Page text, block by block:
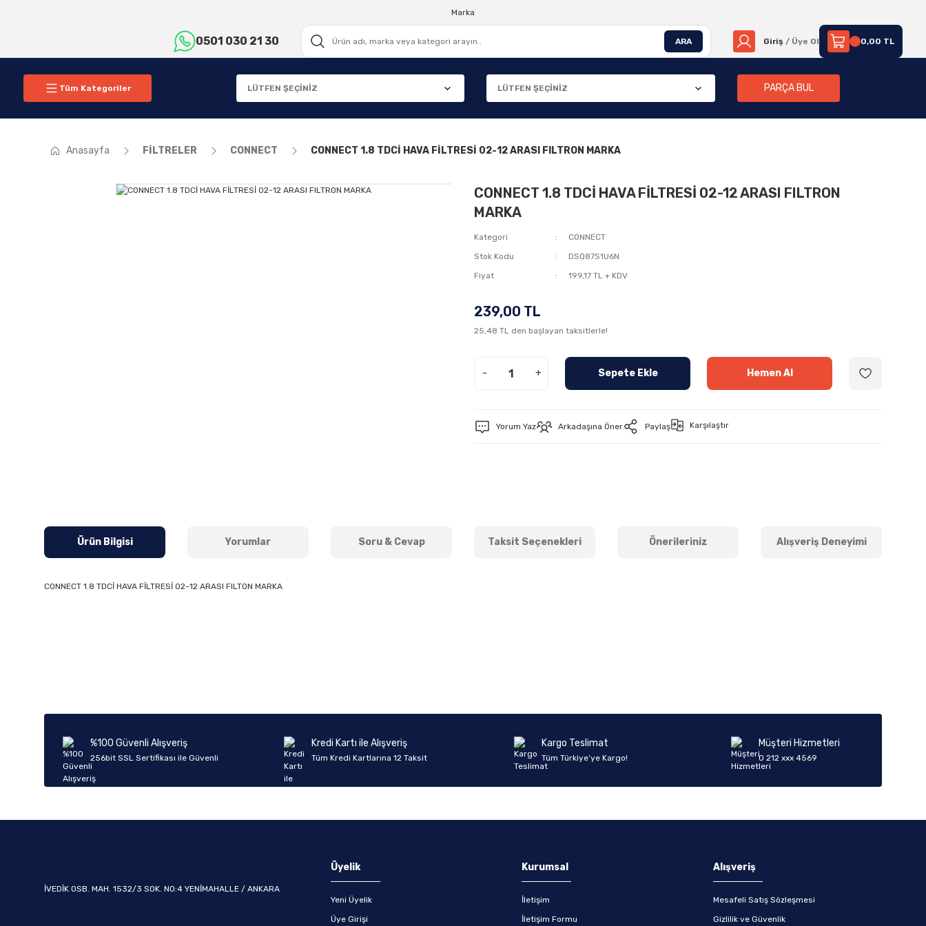
Marka
0501 030 21 30 ARA Giriş / Üye Ol 0,00 TL
Tüm Kategoriler PARÇA BUL
Anasayfa FİLTRELER CONNECT CONNECT 1.8 TDCİ HAVA FİLTRESİ 02-12 ARASI FILTRON MARKA
CONNECT 1.8 TDCİ HAVA FİLTRESİ 02-12 ARASI FILTRON
MARKA
Kategori
CONNECT
Stok Kodu
DSQ87S1U6N
Fiyat
199,17 TL + KDV
239,00 TL
25,48 TL den başlayan taksitlerle!
- + Sepete Ekle Hemen Al
Yorum Yaz Arkadaşına Öner Paylaş Karşılaştır
Ürün Bilgisi Yorumlar Soru & Cevap Taksit Seçenekleri Önerileriniz Alışveriş Deneyimi
CONNECT 1.8 TDCİ HAVA FİLTRESİ 02-12 ARASI FILTON MARKA
Ürün fiyatı diğer sitelerden daha pahalı.
Bu ürüne benzer farklı alternatifler olmalı.
%100 Güvenli Alışveriş
256bit SSL Sertifikası ile Güvenli
Kredi Kartı ile Alışveriş
Tüm Kredi Kartlarına 12 Taksit
Kargo Teslimat
Tüm Türkiye’ye Kargo!
Müşteri Hizmetleri
0 212 xxx 4569
İVEDİK OSB. MAH. 1532/3 SOK. NO:4 YENİMAHALLE / ANKARA
Üyelik
Yeni Üyelik
Üye Girişi
Kurumsal
İletişim
İletişim Formu
Alışveriş
Mesafeli Satış Sözleşmesi
Gizlilik ve Güvenlik